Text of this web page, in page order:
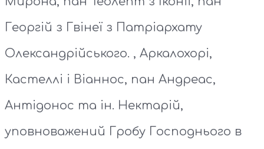
Георгій з Гвінеї з Патріархату
Олександрійського. , Аркалохорі,
Кастеллі і Віаннос, пан Андреас,
Антідонос та ін. Нектарій,
уповноважений Гробу Господнього в